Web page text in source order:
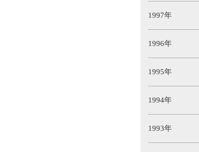
1997年
1996年
1995年
1994年
1993年